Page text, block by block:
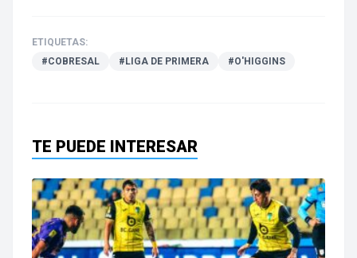
ETIQUETAS:
#COBRESAL
#LIGA DE PRIMERA #O'HIGGINS
TE PUEDE INTERESAR